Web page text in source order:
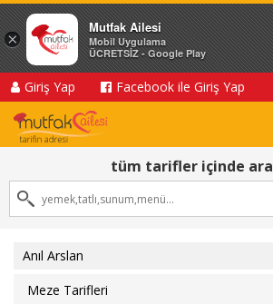
Giriş Yap Facebook ile Giriş Yap
tüm tarifler içinde ara
Anıl Arslan
Meze Tarifleri
×
Mutfak Ailesi
Mobil Uygulama
ÜCRETSİZ - Google Play